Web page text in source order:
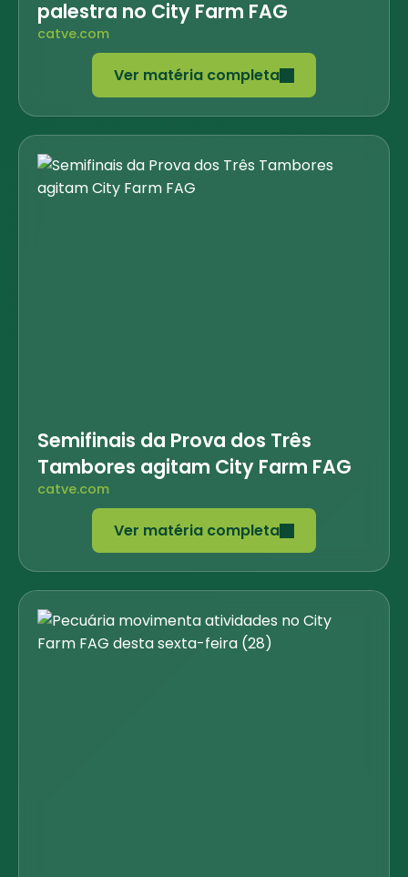
palestra no City Farm FAG
catve.com
Ver matéria completa
Semifinais da Prova dos Três
Tambores agitam City Farm FAG
catve.com
Ver matéria completa